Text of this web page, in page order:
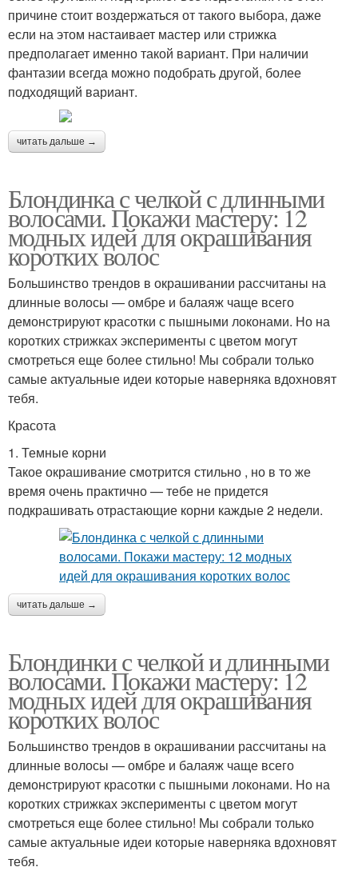
причине стоит воздержаться от такого выбора, даже
если на этом настаивает мастер или стрижка
предполагает именно такой вариант. При наличии
фантазии всегда можно подобрать другой, более
подходящий вариант.
читать дальше →
Блондинка с челкой с длинными
волосами. Покажи мастеру: 12
модных идей для окрашивания
коротких волос
Большинство трендов в окрашивании рассчитаны на
длинные волосы — омбре и балаяж чаще всего
демонстрируют красотки с пышными локонами. Но на
коротких стрижках эксперименты с цветом могут
смотреться еще более стильно! Мы собрали только
самые актуальные идеи которые наверняка вдохновят
тебя.
Красота
1. Темные корни
Такое окрашивание смотрится стильно , но в то же
время очень практично — тебе не придется
подкрашивать отрастающие корни каждые 2 недели.
читать дальше →
Блондинки с челкой и длинными
волосами. Покажи мастеру: 12
модных идей для окрашивания
коротких волос
Большинство трендов в окрашивании рассчитаны на
длинные волосы — омбре и балаяж чаще всего
демонстрируют красотки с пышными локонами. Но на
коротких стрижках эксперименты с цветом могут
смотреться еще более стильно! Мы собрали только
самые актуальные идеи которые наверняка вдохновят
тебя.